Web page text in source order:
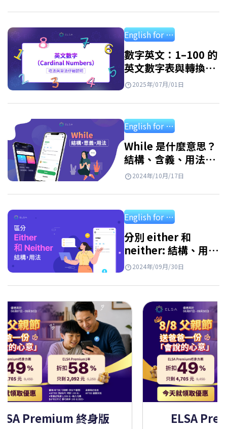
上完整對照表與超簡單記憶小技巧。 序數…
English for starter
數字英文：1–100 的
英文數字表與轉換方
式2025年/07月/01日
English for starter
While 是什麼意思？
結構、含義、用法及
附答案練習
2024年/10月/17日
English for starter
分別 either 和
neither: 結構、用
法、應用練習
2024年/09月/30日
版 ELSA Premium 一年